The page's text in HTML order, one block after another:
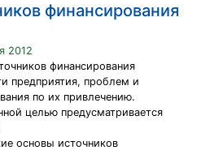
финансирования
2012
финансирования
предприятия, проблем и
по их привлечению.
целью предусматривается
основы источников